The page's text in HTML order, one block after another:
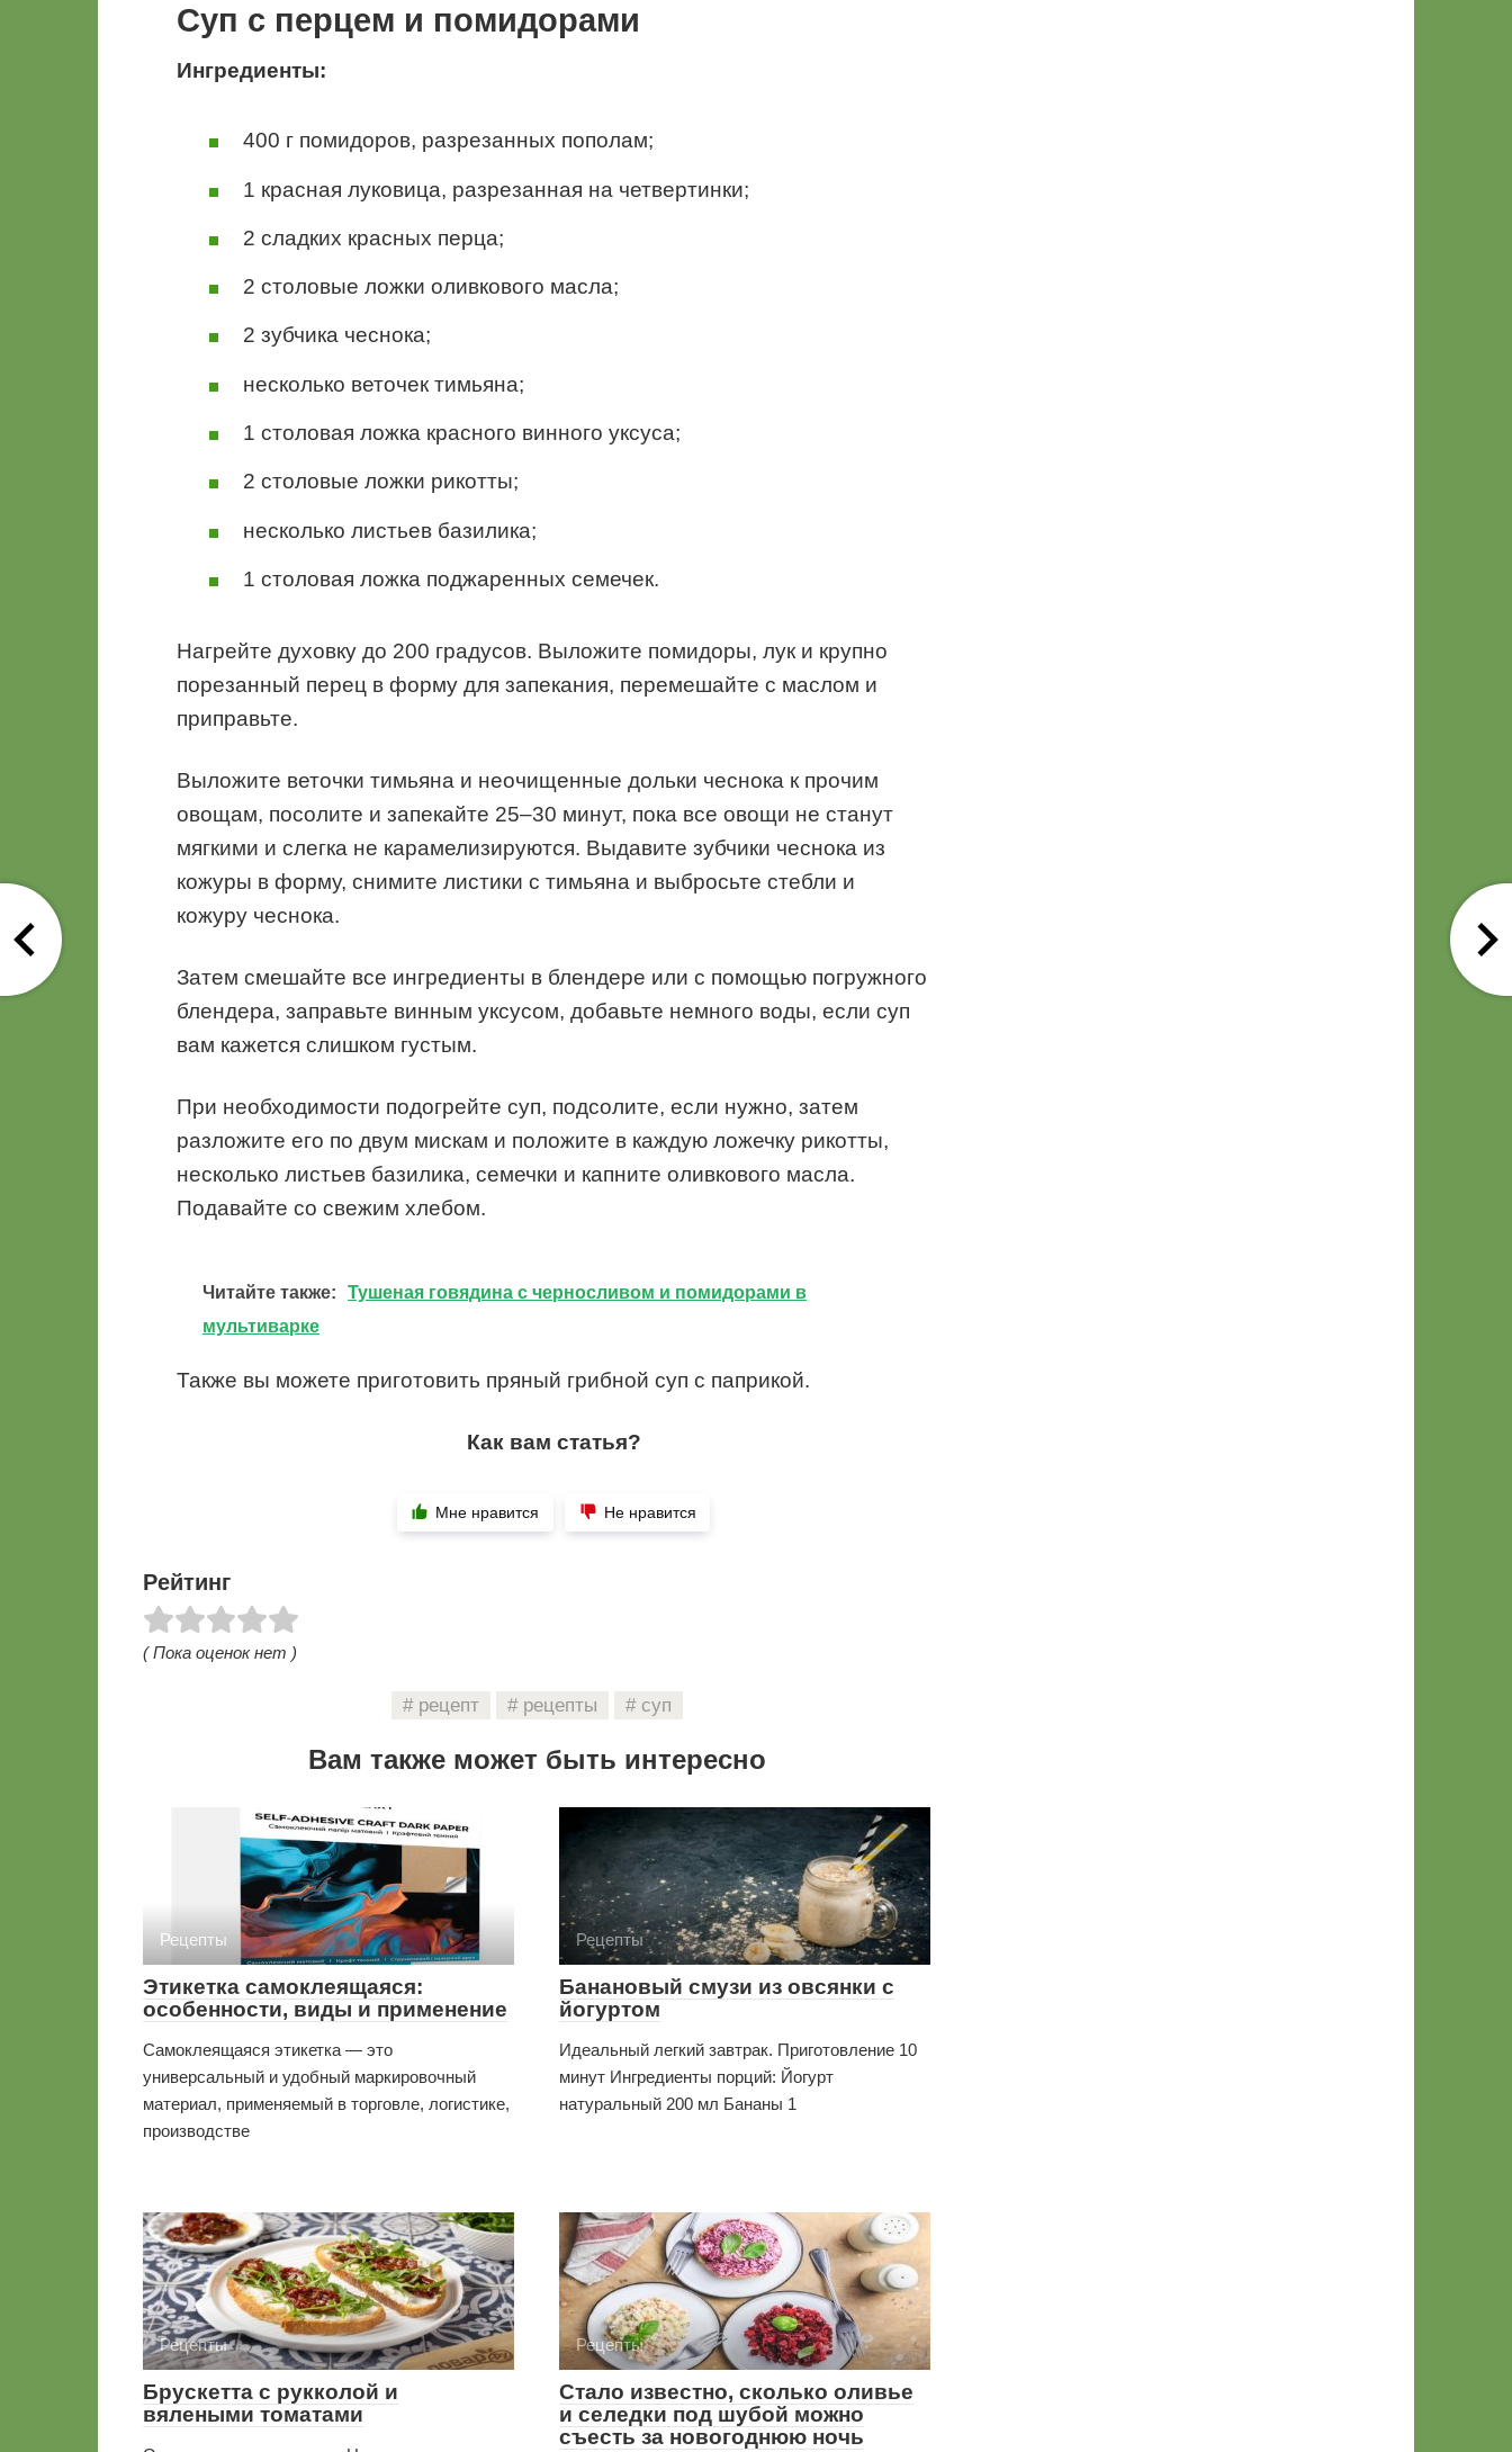
Суп с перцем и помидорами
Ингредиенты:
400 г помидоров, разрезанных пополам;
1 красная луковица, разрезанная на четвертинки;
2 сладких красных перца;
2 столовые ложки оливкового масла;
2 зубчика чеснока;
несколько веточек тимьяна;
1 столовая ложка красного винного уксуса;
2 столовые ложки рикотты;
несколько листьев базилика;
1 столовая ложка поджаренных семечек.
Нагрейте духовку до 200 градусов. Выложите помидоры, лук и крупно
порезанный перец в форму для запекания, перемешайте с маслом и
приправьте.
Выложите веточки тимьяна и неочищенные дольки чеснока к прочим
овощам, посолите и запекайте 25–30 минут, пока все овощи не станут
мягкими и слегка не карамелизируются. Выдавите зубчики чеснока из
кожуры в форму, снимите листики с тимьяна и выбросьте стебли и
кожуру чеснока.
Затем смешайте все ингредиенты в блендере или с помощью погружного
блендера, заправьте винным уксусом, добавьте немного воды, если суп
вам кажется слишком густым.
При необходимости подогрейте суп, подсолите, если нужно, затем
разложите его по двум мискам и положите в каждую ложечку рикотты,
несколько листьев базилика, семечки и капните оливкового масла.
Подавайте со свежим хлебом.
Читайте также:
Тушеная говядина с черносливом и помидорами в
мультиварке
Также вы можете приготовить пряный грибной суп с паприкой.
Как вам статья?
Мне нравится Не нравится
Рейтинг
( Пока оценок нет )
рецепт рецепты суп
Вам также может быть интересно
Рецепты
Этикетка самоклеящаяся:
особенности, виды и применение
Самоклеящаяся этикетка — это
универсальный и удобный маркировочный
материал, применяемый в торговле, логистике,
производстве
Рецепты
Банановый смузи из овсянки с
йогуртом
Идеальный легкий завтрак. Приготовление 10
минут Ингредиенты порций: Йогурт
натуральный 200 мл Бананы 1
Рецепты
Брускетта с рукколой и
вялеными томатами
Рецепты
Стало известно, сколько оливье
и селедки под шубой можно
съесть за новогоднюю ночь